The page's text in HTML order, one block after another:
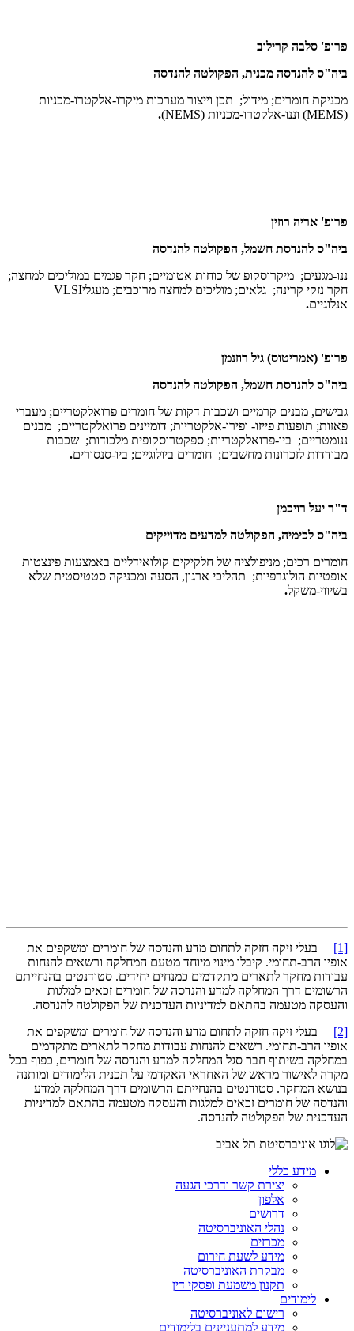
פרופ' סלבה קרילוב
ביה"ס להנדסה מכנית, הפקולטה להנדסה
מכניקת חומרים; מידול; תכן וייצור מערכות מיקרו-אלקטרו-מכניות
(MEMS) וננו-אלקטרו-מכניות (NEMS)
.
פרופ' אריה רוזין
ביה"ס להנדסת חשמל, הפקולטה להנדסה
ננו-מגעים; מיקרוסקופ של כוחות אטומיים; חקר פגמים במוליכים למחצה;
חקר נזקי קרינה; גלאים; מוליכים למחצה מרוכבים; מעגליVLSI
אנלוגיים.
פרופ' (אמריטוס) גיל רוזנמן
ביה"ס להנדסת חשמל, הפקולטה להנדסה
גבישים, מבנים קרמיים ושכבות דקות של חומרים פרואלקטריים; מעברי
פאזות; תופעות פייזו- ופירו-אלקטריות; דומיינים פרואלקטריים; מבנים
ננומטריים; ביו-פרואלקטריות; ספקטרוסקופית מלכודות; שכבות
מבודדות לזכרונות מחשבים; חומרים ביולוגיים; ביו-סנסורים.
ד"ר יעל רויכמן
ביה"ס לכימיה, הפקולטה למדעים מדוייקים
חומרים רכים; מניפולציה של חלקיקים קולואידליים באמצעות פינצטות
אופטיות הולוגרפיות; תהליכי ארגון, הסעה ומכניקה סטטיסטית שלא
בשיווי-משקל.
[1] בעלי זיקה חזקה לתחום מדע והנדסה של חומרים ומשקפים את
אופיו הרב-תחומי. קיבלו מינוי מיוחד מטעם המחלקה ורשאים להנחות
עבודות מחקר לתארים מתקדמים כמנחים יחידים. סטודנטים בהנחייתם
הרשומים דרך המחלקה למדע והנדסה של חומרים זכאים למלגות
והעסקה מטעמה בהתאם למדיניות העדכנית של הפקולטה להנדסה.
[2] בעלי זיקה חזקה לתחום מדע והנדסה של חומרים ומשקפים את
אופיו הרב-תחומי. רשאים להנחות עבודות מחקר לתארים מתקדמים
במחלקה בשיתוף חבר סגל המחלקה למדע והנדסה של חומרים, כפוף בכל
מקרה לאישור מראש של האחראי האקדמי על תכנית הלימודים ומותנה
בנושא המחקר. סטודנטים בהנחייתם הרשומים דרך המחלקה למדע
והנדסה של חומרים זכאים למלגות והעסקה מטעמה בהתאם למדיניות
העדכנית של הפקולטה להנדסה.
מידע כללי
יצירת קשר ודרכי הגעה
אלפון
דרושים
נהלי האוניברסיטה
מכרזים
מידע לשעת חירום
מבקרת האוניברסיטה
תקנון משמעת ופסקי דין
לימודים
רישום לאוניברסיטה
מידע למתעניינים בלימודים